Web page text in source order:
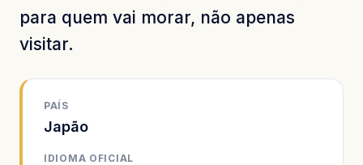
para quem vai morar, não apenas
visitar.
PAÍS
Japão
IDIOMA OFICIAL